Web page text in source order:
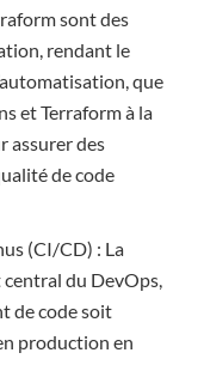
sont des
rendant le
que
et Terraform à la
assurer des
de code
(CI/CD) : La
du DevOps,
de code soit
production en